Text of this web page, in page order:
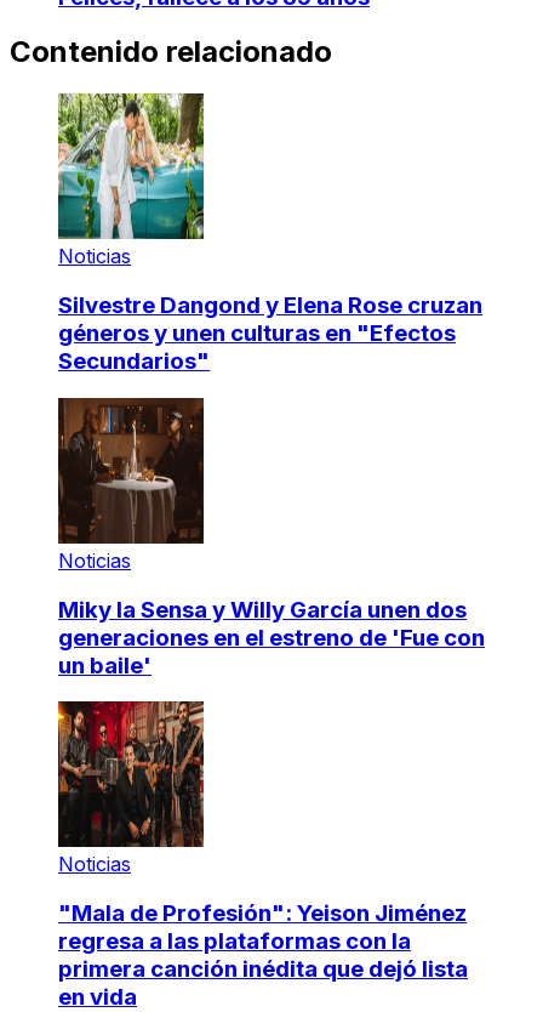
Contenido relacionado
Noticias
Silvestre Dangond y Elena Rose cruzan
géneros y unen culturas en "Efectos
Secundarios"
Noticias
Miky la Sensa y Willy García unen dos
generaciones en el estreno de 'Fue con
un baile'
Noticias
"Mala de Profesión": Yeison Jiménez
regresa a las plataformas con la
primera canción inédita que dejó lista
en vida